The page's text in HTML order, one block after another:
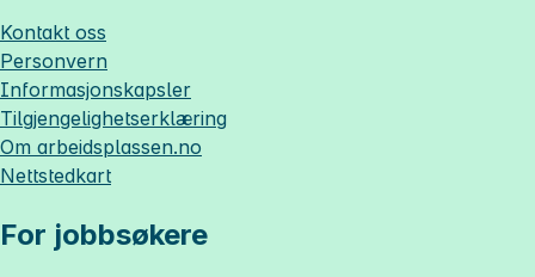
Kontakt oss
Personvern
Informasjonskapsler
Tilgjengelighetserklæring
Om arbeidsplassen.no
Nettstedkart
For jobbsøkere